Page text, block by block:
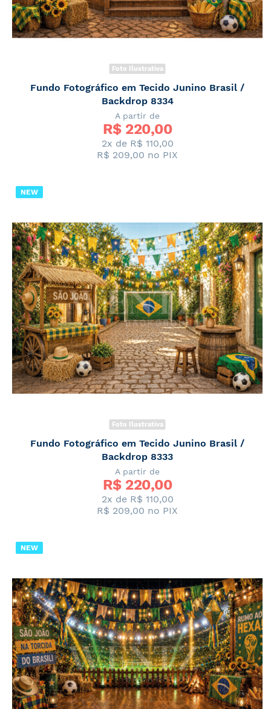
Foto Ilustrativa
Fundo Fotográfico em Tecido Junino Brasil /
Backdrop 8334
A partir de
R$ 220,00
2x de R$ 110,00
R$ 209,00 no PIX
NEW
Foto Ilustrativa
Fundo Fotográfico em Tecido Junino Brasil /
Backdrop 8333
A partir de
R$ 220,00
2x de R$ 110,00
R$ 209,00 no PIX
NEW